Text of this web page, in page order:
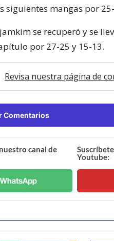
siguientes mangas por
se recuperó y se
por 27-25 y 15-13.
Revisa nuestra página de
Comentarios
canal de
Youtube: